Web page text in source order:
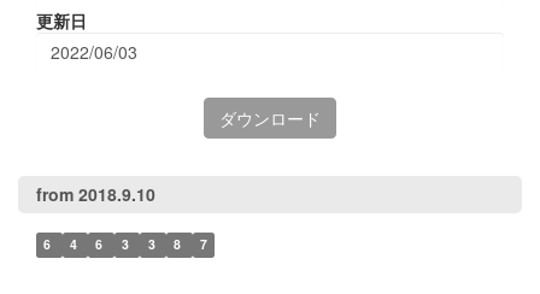
更新日
2022/06/03
ダウンロード
from 2018.9.10
6 4 6 3 3 8 7